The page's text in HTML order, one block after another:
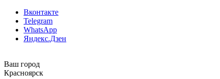
Вконтакте
Telegram
WhatsApp
Яндекс.Дзен
Ваш город
Красноярск